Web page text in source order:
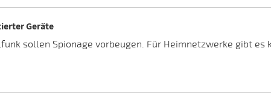
Geräte
sollen Spionage vorbeugen. Für Heimnetzwerke gibt es